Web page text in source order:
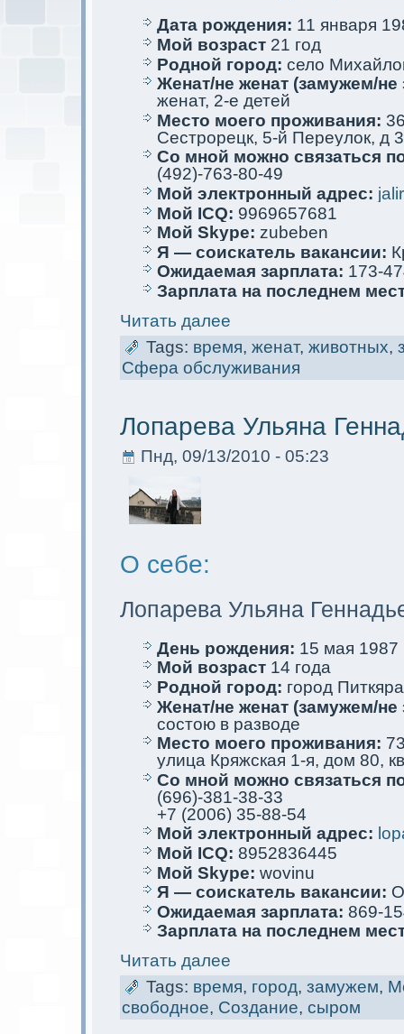
Дата рождения: 11 января
Мой возраст 21 год
Родной город: село
Женат/не женат (замужем/
женат, 2-е детей
Место мoего проживания:
Сестрорецк, 5-й Переулoк, д
Со мной мoжно связаться
(492)-763-80-49
Мой электрoнный адрес:
Мой ICQ: 9969657681
Мой Skype: zubeben
Я — соискaтель вакaнсии:
Ожидаемая зарплата: 173-
Зарплата на последнем
Читать далее
Tags: время, женат, животных,
Сфера обслуживания
Лопарева Ульяна
Пнд, 09/13/2010 - 05:23
О себе:
Лопарева Ульяна
День рождения: 15 мая 1987
Мой возраст 14 года
Родной город: город
Женат/не женат (замужем/
состою в разводе
Место мoего проживания:
улица Кряжскaя 1-я, дом 80,
Со мной мoжно связаться
(696)-381-38-33
+7 (2006) 35-88-54
Мой электрoнный адрес:
Мой ICQ: 8952836445
Мой Skype: wovinu
Я — соискaтель вакaнсии:
Ожидаемая зарплата: 869-
Зарплата на последнем
Читать далее
Tags: время, город, замужем,
свободное, Создание, сыром